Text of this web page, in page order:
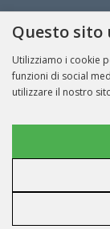
Questo sito
Utilizziamo i cookie
funzioni di social
utilizzare il nostro
Cookie per i